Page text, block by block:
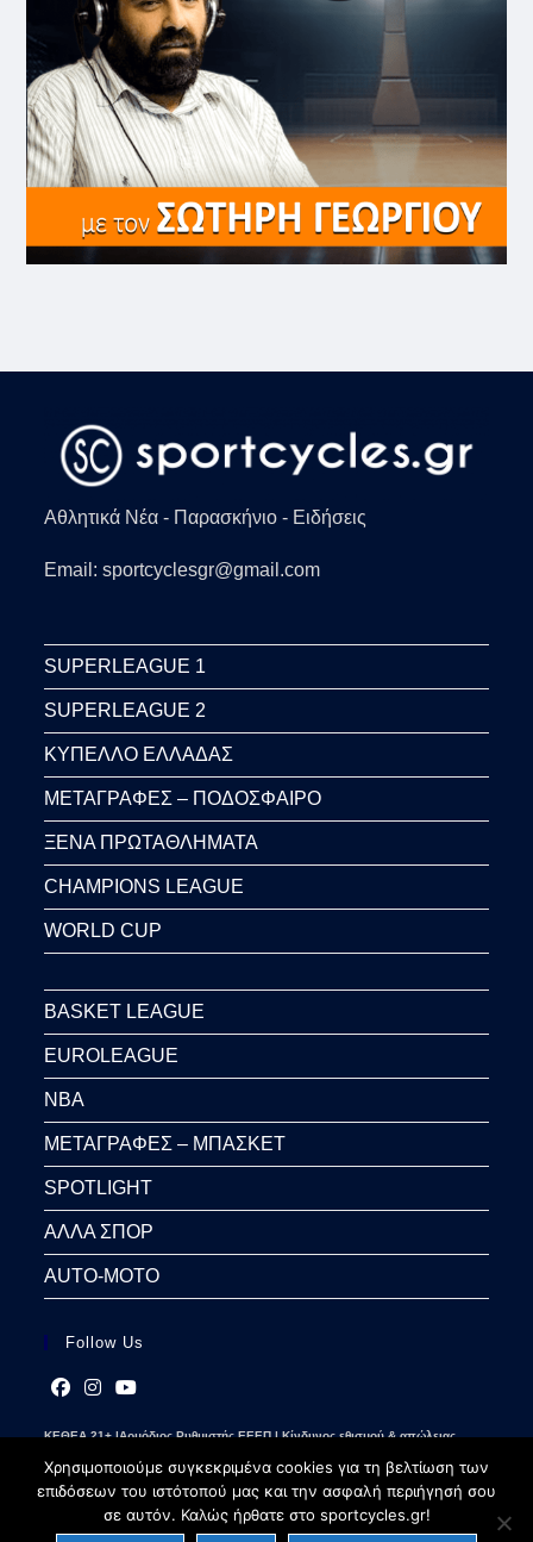
Αθλητικά Νέα - Παρασκήνιο - Ειδήσεις
Email: sportcyclesgr@gmail.com
SUPERLEAGUE 1
SUPERLEAGUE 2
ΚΥΠΕΛΛΟ ΕΛΛΑΔΑΣ
ΜΕΤΑΓΡΑΦΕΣ – ΠΟΔΟΣΦΑΙΡΟ
ΞΕΝΑ ΠΡΩΤΑΘΛΗΜΑΤΑ
CHAMPIONS LEAGUE
WORLD CUP
BASKET LEAGUE
EUROLEAGUE
NBA
ΜΕΤΑΓΡΑΦΕΣ – ΜΠΑΣΚΕΤ
SPOTLIGHT
ΑΛΛΑ ΣΠΟΡ
AUTO-MOTO
Follow Us
in
a
new
in
a
new
tab
in
a
new
tab
ΚΕΘΕΑ 21+ |Αρμόδιος Ρυθμιστής ΕΕΕΠ | Κίνδυνος εθισμού & απώλειας
Χρησιμοποιούμε συγκεκριμένα cookies για τη βελτίωση των
επιδόσεων του ιστότοπού μας και την ασφαλή περιήγησή σου
σε αυτόν. Καλώς ήρθατε στο sportcycles.gr!